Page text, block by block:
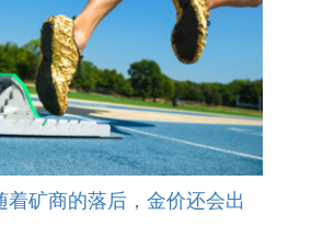
着矿商的落后，金价还会出